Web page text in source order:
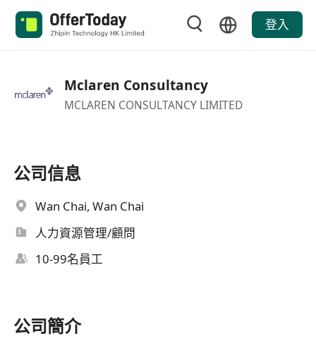
登入
Mclaren Consultancy
MCLAREN CONSULTANCY LIMITED
公司信息
Wan Chai, Wan Chai
人力資源管理/顧問
10-99名員工
公司簡介